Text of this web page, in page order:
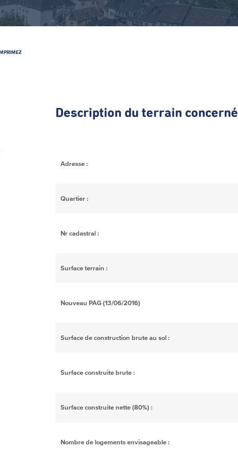
Description du terrain concerné
Adresse :
Quartier :
Nr cadastral :
Surface terrain :
Nouveau PAG (13/06/2016)
Surface de construction brute au sol :
Surface construite brute :
Surface construite nette (80%) :
Nombre de logements envisageable :